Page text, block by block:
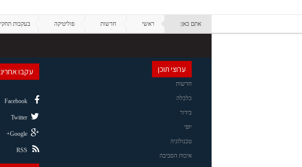
אתם כאן: ראשי חדשות פוליטיקה בעקבות
ערוצי תוכן
חדשות
כלכלה
בידור
יופי
טכנולוגיה
איכות הסביבה
עקבו
Facebook
Twitter
Google+
RSS